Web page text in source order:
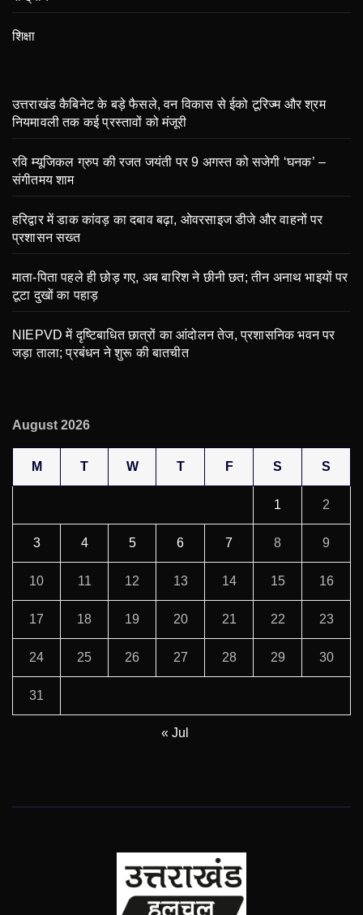
शिक्षा
उत्तराखंड कैबिनेट के बड़े फैसले, वन विकास से ईको टूरिज्म और श्रम
नियमावली तक कई प्रस्तावों को मंजूरी
रवि म्यूजिकल ग्रुप की रजत जयंती पर 9 अगस्त को सजेगी ‘घनक’ –
संगीतमय शाम
हरिद्वार में डाक कांवड़ का दबाव बढ़ा, ओवरसाइज डीजे और वाहनों पर
प्रशासन सख्त
माता-पिता पहले ही छोड़ गए, अब बारिश ने छीनी छत; तीन अनाथ भाइयों पर
टूटा दुखों का पहाड़
NIEPVD में दृष्टिबाधित छात्रों का आंदोलन तेज, प्रशासनिक भवन पर
जड़ा ताला; प्रबंधन ने शुरू की बातचीत
August 2026
M T W T F S S
1 2
3 4 5 6 7 8 9
10 11 12 13 14 15 16
17 18 19 20 21 22 23
24 25 26 27 28 29 30
31
« Jul